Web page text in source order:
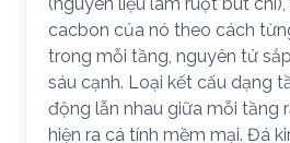
cacbon của nó theo cách
trong mỗi tầng, nguyên tử
sáu cạnh. Loại kết cấu dạng
động lẫn nhau giữa mỗi tầng
hiện ra cá tính mềm mại. Đá